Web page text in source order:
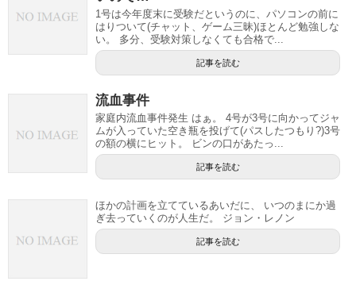
1号は今年度末に受験だというのに、パソコンの前に
はりついて(チャット、ゲーム三昧)ほとんど勉強しな
い。 多分、受験対策しなくても合格で...
記事を読む
流血事件
家庭内流血事件発生 はぁ。 4号が3号に向かってジャ
ムが入っていた空き瓶を投げて(パスしたつもり?)3号
の額の横にヒット。 ビンの口があたっ...
記事を読む
ほかの計画を立てているあいだに、 いつのまにか過
ぎ去っていくのが人生だ。 ジョン・レノン
記事を読む